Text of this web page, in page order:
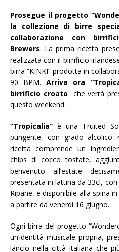
Prosegue il progetto
la collezione di birre
collaborazione con
Brewers. La prima ricetta
realizzata con il birrificio
birra “KINKI” prodotta in
90 BPM.Arriva ora
birrificio croato
che verrà
questo weekend.
“Tropicalia”è una Fruited
pungente, con grado alcolico
ricetta comprende un
chips di cocco tostate,
benvenuto all’estate
presentata in lattina da 33cl,
Ripane, e disponibile alla spina
a partire da venerdì 16 giugno.
Ogni birra del progetto
un’identità musicale propria,
lancio nella città italiana che